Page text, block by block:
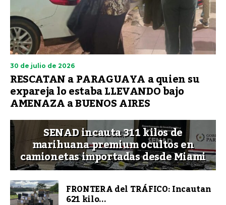
30 de julio de 2026
RESCATAN a PARAGUAYA a quien su
expareja lo estaba LLEVANDO bajo
AMENAZA a BUENOS AIRES
SENAD incauta 311 kilos de
marihuana premium ocultos en
camionetas importadas desde Miami
FRONTERA del TRÁFICO: Incautan
621 kilo...